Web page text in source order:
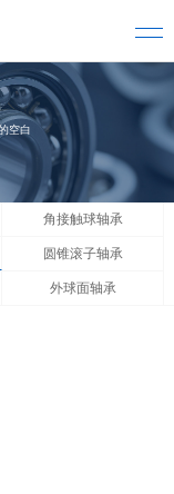
空白
角接触球轴承
圆锥滚子轴承
外球面轴承